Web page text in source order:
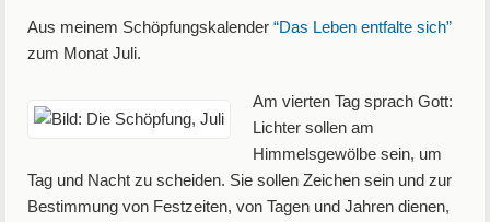
Aus meinem Schöpfungskalender “Das Leben entfalte sich”
zum Monat Juli.
Am vierten Tag sprach Gott:
Lichter sollen am
Himmelsgewölbe sein, um
Tag und Nacht zu scheiden. Sie sollen Zeichen sein und zur
Bestimmung von Festzeiten, von Tagen und Jahren dienen,